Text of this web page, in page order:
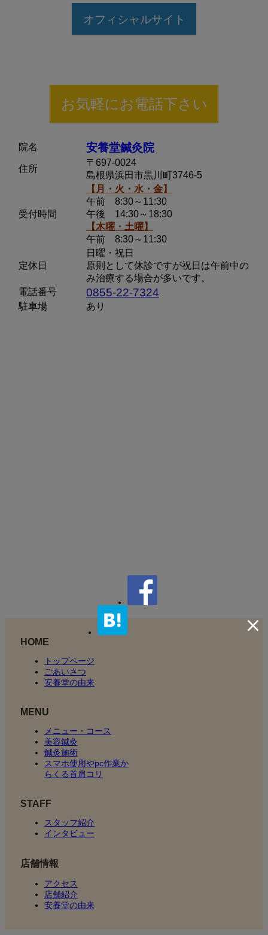
オフィシャルサイト
お気軽にお電話下さい
院名 安養堂鍼灸院
住所
〒697-0024
島根県浜田市黒川町3746-5
受付時間
【月・火・水・金】
午前 8:30～11:30
午後 14:30～18:30
【木曜・土曜】
午前 8:30～11:30
定休日
日曜・祝日
原則として休診ですが祝日は午前中の
み治療する場合が多いです。
電話番号
0855-22-7324
駐車場 あり
HOME
トップページ
ごあいさつ
安養堂の由来
MENU
メニュー・コース
美容鍼灸
鍼灸施術
スマホ使用やpc作業か
らくる首肩コリ
STAFF
スタッフ紹介
インタビュー
店舗情報
アクセス
店舗紹介
安養堂の由来